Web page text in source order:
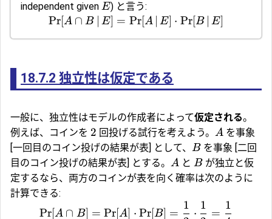
independent given E) と言う:
Pr[A ∩ B E] = Pr[A E] ⋅ Pr[B E]
18.7.2 独立性は仮定である
一般に、独立性はモデルの作成者によって仮定される。
例えば、コインを 2 回投げる試行を考えよう。 A を事象
[一回目のコイン投げの結果が表] として、 Bを事象 [二回
目のコイン投げの結果が表] とする。 A と Bが独立と仮
定するなら、両方のコインが表を向く確率は次のように
計算できる:
Pr[A ∩ B] = Pr[A] ⋅ Pr[B] =
1
⋅
1
=
1